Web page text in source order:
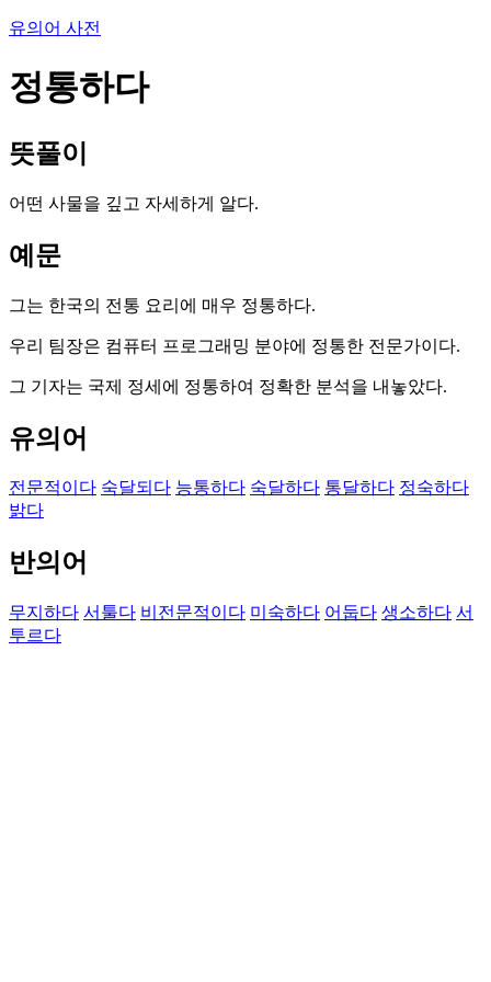
유의어 사전
정통하다
뜻풀이
어떤 사물을 깊고 자세하게 알다.
예문
그는 한국의 전통 요리에 매우 정통하다.
우리 팀장은 컴퓨터 프로그래밍 분야에 정통한 전문가이다.
그 기자는 국제 정세에 정통하여 정확한 분석을 내놓았다.
유의어
전문적이다 숙달되다 능통하다 숙달하다 통달하다 정숙하다
밝다
반의어
무지하다 서툴다 비전문적이다 미숙하다 어둡다 생소하다 서
투르다